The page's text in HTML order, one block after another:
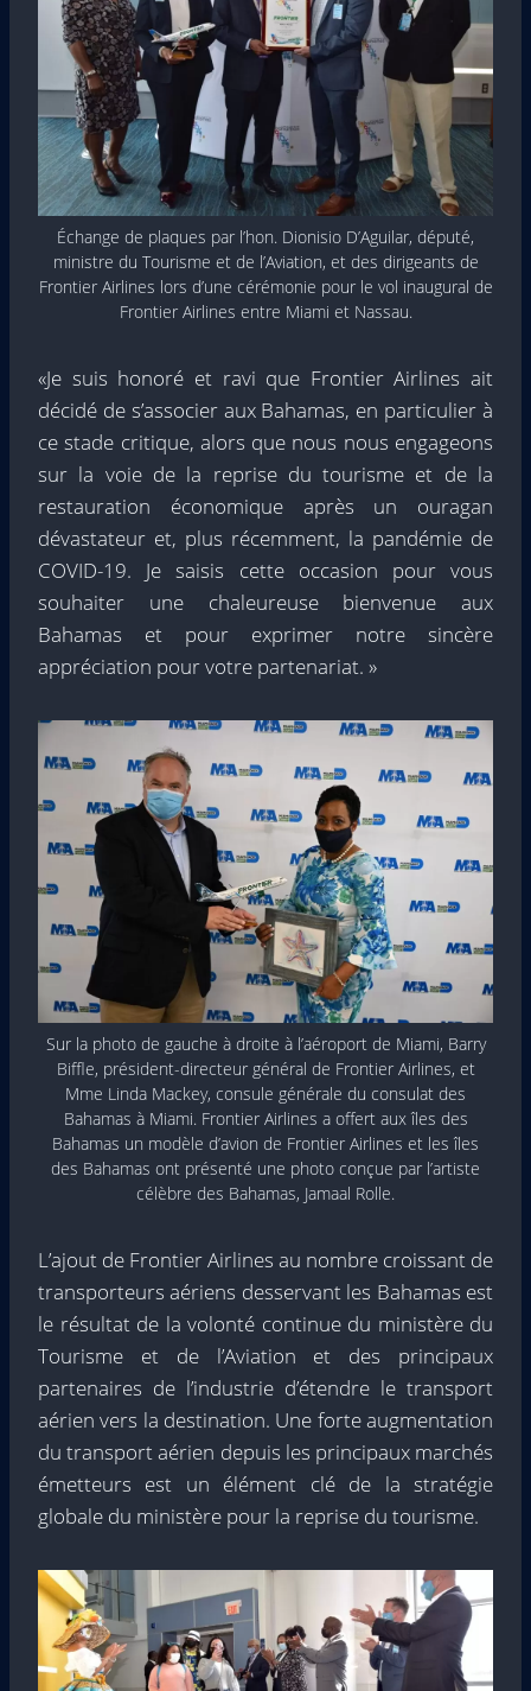
Échange de plaques par l’hon. Dionisio D’Aguilar, député,
ministre du Tourisme et de l’Aviation, et des dirigeants de
Frontier Airlines lors d’une cérémonie pour le vol inaugural de
Frontier Airlines entre Miami et Nassau.
«Je suis honoré et ravi que Frontier Airlines ait
décidé de s’associer aux Bahamas, en particulier à
ce stade critique, alors que nous nous engageons
sur la voie de la reprise du tourisme et de la
restauration économique après un ouragan
dévastateur et, plus récemment, la pandémie de
COVID-19. Je saisis cette occasion pour vous
souhaiter une chaleureuse bienvenue aux
Bahamas et pour exprimer notre sincère
appréciation pour votre partenariat. »
Sur la photo de gauche à droite à l’aéroport de Miami, Barry
Biffle, président-directeur général de Frontier Airlines, et
Mme Linda Mackey, consule générale du consulat des
Bahamas à Miami. Frontier Airlines a offert aux îles des
Bahamas un modèle d’avion de Frontier Airlines et les îles
des Bahamas ont présenté une photo conçue par l’artiste
célèbre des Bahamas, Jamaal Rolle.
L’ajout de Frontier Airlines au nombre croissant de
transporteurs aériens desservant les Bahamas est
le résultat de la volonté continue du ministère du
Tourisme et de l’Aviation et des principaux
partenaires de l’industrie d’étendre le transport
aérien vers la destination. Une forte augmentation
du transport aérien depuis les principaux marchés
émetteurs est un élément clé de la stratégie
globale du ministère pour la reprise du tourisme.